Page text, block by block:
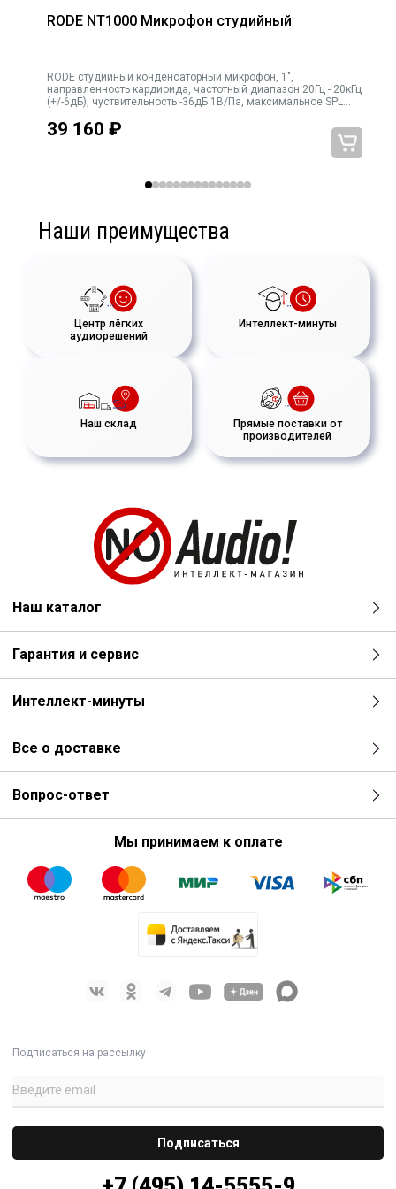
RODE NT1000 Микрофон студийный
RODE студийный конденсаторный микрофон, 1",
направленность кардиоида, частотный диапазон 20Гц - 20кГц
(+/-6дБ), чуствительность -36дБ 1В/Па, максимальное SPL
вес в упаковке: 882 г (нетто 6
39 160 ₽
Наши преимущества
Центр лёгких
аудиорешений
Интеллект-минуты
Наш склад
Прямые поставки от
производителей
Наш каталог
Гарантия и сервис
Интеллект-минуты
Все о доставке
Вопрос-ответ
Мы принимаем к оплате
Подписаться на рассылку